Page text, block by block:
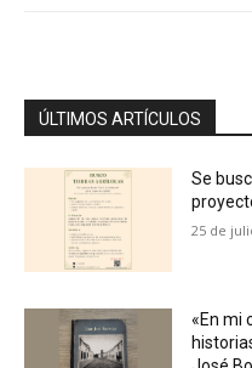
ÚLTIMOS ARTÍCULOS
Se
25 de
«En mi